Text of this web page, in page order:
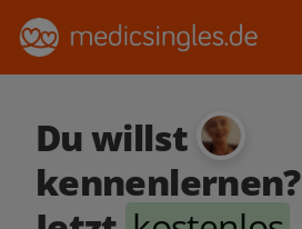
Du willst
kennenlernen?